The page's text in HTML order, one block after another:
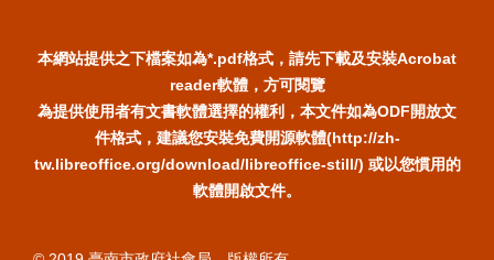
本網站提供之下檔案如為*.pdf格式，請先下載及安裝Acrobat
reader軟體，方可閱覽
為提供使用者有文書軟體選擇的權利，本文件如為ODF開放文
件格式，建議您安裝免費開源軟體(http://zh-
tw.libreoffice.org/download/libreoffice-still/) 或以您慣用的
軟體開啟文件。